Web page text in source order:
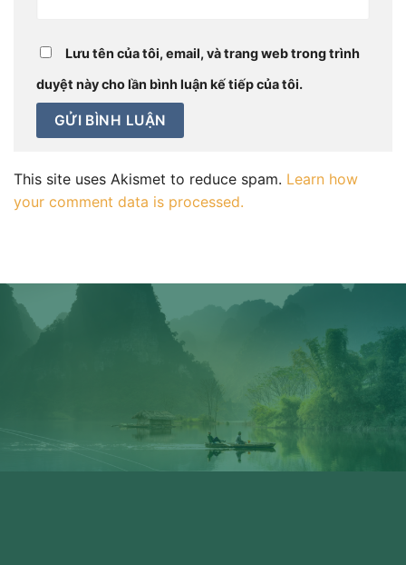
Lưu tên của tôi, email, và trang web trong trình
duyệt này cho lần bình luận kế tiếp của tôi.
This site uses Akismet to reduce spam. Learn how
your comment data is processed.